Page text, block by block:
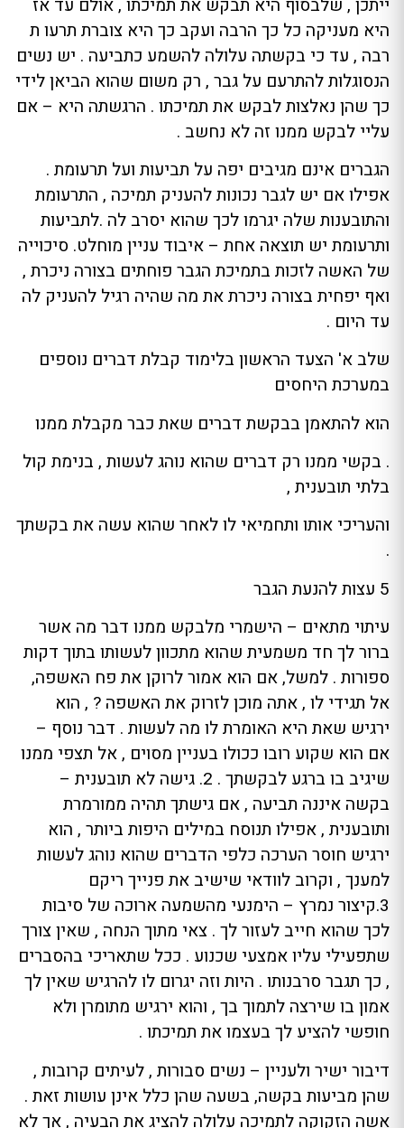
היא מעניקה כל כך הרבה ועקב כך היא צוברת תרעו ת
רבה , עד כי בקשתה עלולה להשמע כתביעה . יש נשים
הנסוגלות להתרעם על גבר , רק משום שהוא הביאן לידי
כך שהן נאלצות לבקש את תמיכתו . הרגשתה היא – אם
עליי לבקש ממנו זה לא נחשב .
הגברים אינם מגיבים יפה על תביעות ועל תרעומת .
אפילו אם יש לגבר נכונות להעניק תמיכה , התרעומת
והתובענות שלה יגרמו לכך שהוא יסרב לה .לתביעות
ותרעומת יש תוצאה אחת – איבוד עניין מוחלט. סיכוייה
של האשה לזכות בתמיכת הגבר פוחתים בצורה ניכרת ,
ואף יפחית בצורה ניכרת את מה שהיה רגיל להעניק לה
עד היום .
שלב א' הצעד הראשון בלימוד קבלת דברים נוספים
במערכת היחסים
הוא להתאמן בבקשת דברים שאת כבר מקבלת ממנו
. בקשי ממנו רק דברים שהוא נוהג לעשות , בנימת קול
בלתי תובענית ,
והעריכי אותו ותחמיאי לו לאחר שהוא עשה את בקשתך
.
5 עצות להנעת הגבר
עיתוי מתאים – הישמרי מלבקש ממנו דבר מה אשר
ברור לך חד משמעית שהוא מתכוון לעשותו בתוך דקות
ספורות . למשל, אם הוא אמור לרוקן את פח האשפה,
אל תגידי לו , אתה מוכן לזרוק את האשפה ? , הוא
ירגיש שאת היא האומרת לו מה לעשות . דבר נוסף –
אם הוא שקוע רובו ככולו בעניין מסוים , אל תצפי ממנו
שיגיב בו ברגע לבקשתך . 2. גישה לא תובענית –
בקשה איננה תביעה , אם גישתך תהיה ממורמרת
ותובענית , אפילו תנוסח במילים היפות ביותר , הוא
ירגיש חוסר הערכה כלפי הדברים שהוא נוהג לעשות
למענך , וקרוב לוודאי שישיב את פנייך ריקם
3.קיצור נמרץ – הימנעי מהשמעה ארוכה של סיבות
לכך שהוא חייב לעזור לך . צאי מתוך הנחה , שאין צורך
שתפעילי עליו אמצעי שכנוע . ככל שתאריכי בהסברים
, כך תגבר סרבנותו . היות וזה יגרום לו להרגיש שאין לך
אמון בו שירצה לתמוך בך , והוא ירגיש מתומרן ולא
חופשי להציע לך בעצמו את תמיכתו .
דיבור ישיר ולעניין – נשים סבורות , לעיתים קרובות ,
שהן מביעות בקשה, בשעה שהן כלל אינן עושות זאת .
אשה הזקוקה לתמיכה עלולה להציג את הבעיה , אך לא